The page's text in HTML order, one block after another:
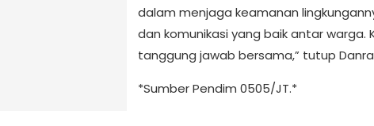
dalam menjaga keamanan
dan komunikasi yang baik antar warga.
tanggung jawab bersama,” tutup
*Sumber Pendim 0505/JT.*